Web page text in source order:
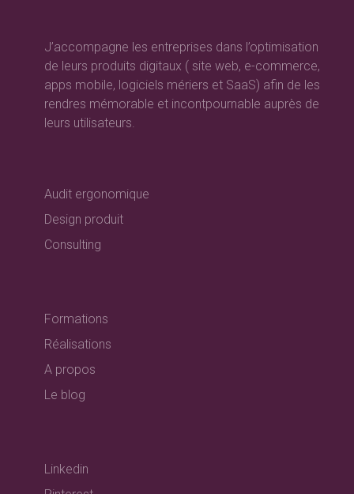
J’accompagne les entreprises dans l’optimisation
de leurs produits digitaux ( site web, e-commerce,
apps mobile, logiciels mériers et SaaS) afin de les
rendres mémorable et incontpournable auprès de
leurs utilisateurs.
Audit ergonomique
Design produit
Consulting
Formations
Réalisations
A propos
Le blog
Linkedin